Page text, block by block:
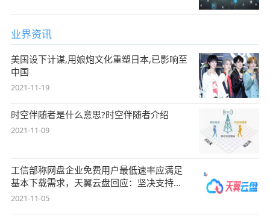
业界资讯
美国设下计谋,用娘炮文化重塑日本,已影响至
中国
2021-11-19
时空伴随者是什么意思?时空伴随者介绍
2021-11-09
工信部称网盘企业免费用户最低速率应满足
基本下载需求，天翼云盘回应：坚决支持，
始终
2021-11-05